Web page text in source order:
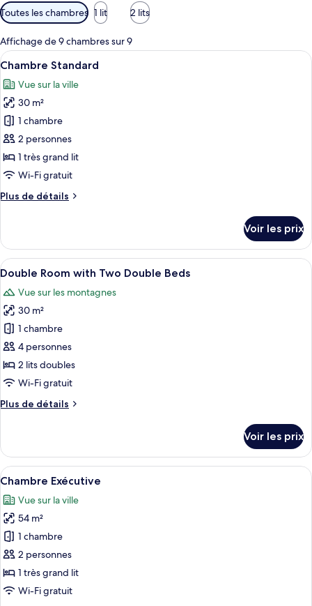
Filtres
disponibles
pour
les
chambres
Toutes les chambres 1 lit 2 lits
Affichage de 9 chambres sur 9
Afficher
toutes
les
photos
pour
ce
type
de
chambre :
Chambre
Une chambre d’hôtel équipée d’un
5
Chambre Standard
Vue sur la ville
30 m²
1 chambre
2 personnes
1 très grand lit
Wi-Fi gratuit
Plus de détails
Plus
le
type
de
Chambre
Standard
Voir les prix
Afficher
toutes
les
photos
pour
ce
type
de
chambre :
Double
Two
Double
Beds
Une chambre d’hôtel avec deux
5
Double Room with Two Double Beds
Vue sur les montagnes
30 m²
1 chambre
4 personnes
2 lits doubles
Wi-Fi gratuit
Plus de détails
Plus
le
type
de
Double
Room
with
Two
Double
Beds
Voir les prix
Afficher
toutes
les
photos
pour
ce
type
de
chambre :
Une chambre d’hôtel équipée d’un
4
Chambre Exécutive
Vue sur la ville
54 m²
1 chambre
2 personnes
1 très grand lit
Wi-Fi gratuit